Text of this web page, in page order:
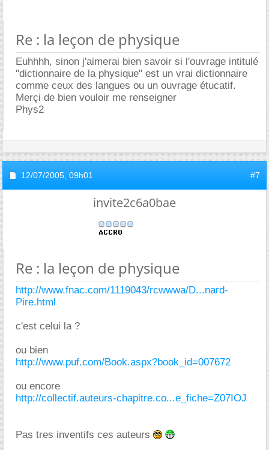
Re : la leçon de physique
Euhhhh, sinon j'aimerai bien savoir si l'ouvrage intitulé
"dictionnaire de la physique" est un vrai dictionnaire
comme ceux des langues ou un ouvrage étucatif.
Merçi de bien vouloir me renseigner
Phys2
12/07/2005, 09h01 #7
invite2c6a0bae
Re : la leçon de physique
http://www.fnac.com/1119043/rcwwwa/D...nard-
Pire.html
c'est celui la ?
ou bien
http://www.puf.com/Book.aspx?book_id=007672
ou encore
http://collectif.auteurs-chapitre.co...e_fiche=Z07IOJ
Pas tres inventifs ces auteurs